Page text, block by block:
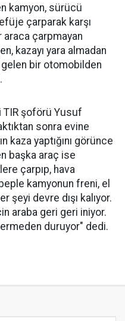
kamyon, sürücü
çarparak karşı
çarpmayan
kazayı yara almadan
gelen bir otomobilden
TIR şoförü Yusuf
sonra evine
kaza yaptığını görünce
başka araç ise
çarpıp, hava
kamyonun freni, el
devre dışı kalıyor.
araba geri geri iniyor.
duruyor" dedi.